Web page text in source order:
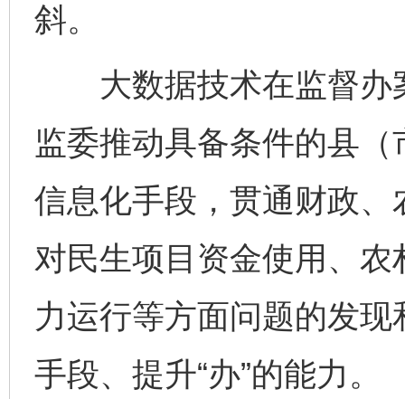
斜。
大数据技术在监督办
监委推动具备条件的县
信息化手段，贯通财政
对民生项目资金使用、农
力运行等方面问题的发现
手段、提升“办”的能力。